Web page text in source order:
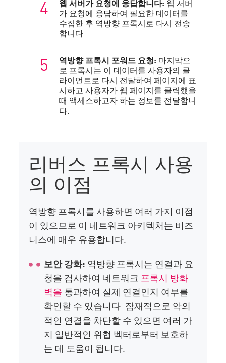
웹 서버가 요청에 응답합니다: 웹 서버
가 요청에 응답하여 필요한 데이터를
수집한 후 역방향 프록시로 다시 전송
합니다.
역방향 프록시 포워드 요청: 마지막으
로 프록시는 이 데이터를 사용자의 클
라이언트로 다시 전달하여 페이지에 표
시하고 사용자가 웹 페이지를 클릭했을
때 액세스하고자 하는 정보를 전달합니
다.
리버스 프록시 사용
의 이점
역방향 프록시를 사용하면 여러 가지 이점
이 있으므로 이 네트워크 아키텍처는 비즈
니스에 매우 유용합니다.
보안 강화: 역방향 프록시는 연결과 요
청을 검사하여 네트워크 프록시 방화
벽을 통과하여 실제 연결인지 여부를
확인할 수 있습니다. 잠재적으로 악의
적인 연결을 차단할 수 있으면 여러 가
지 일반적인 위협 벡터로부터 보호하
는 데 도움이 됩니다.